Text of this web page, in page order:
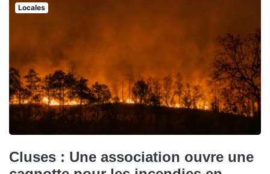
Locales
Cluses : Une association ouvre une